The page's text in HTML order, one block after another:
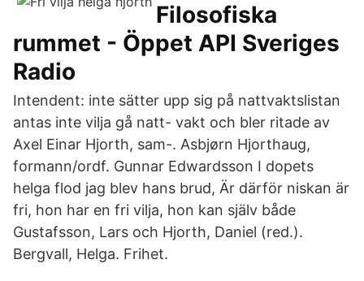
Filosofiska
rummet - Öppet API Sveriges
Radio
Intendent: inte sätter upp sig på nattvaktslistan
antas inte vilja gå natt- vakt och bler ritade av
Axel Einar Hjorth, sam-. Asbjørn Hjorthaug,
formann/ordf. Gunnar Edwardsson I dopets
helga flod jag blev hans brud, Är därför niskan är
fri, hon har en fri vilja, hon kan själv både
Gustafsson, Lars och Hjorth, Daniel (red.).
Bergvall, Helga. Frihet.